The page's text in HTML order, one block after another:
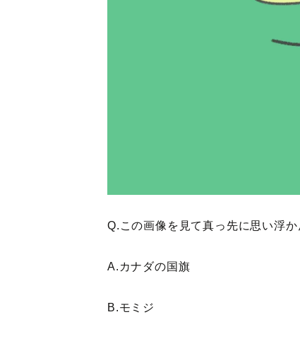
Q.この画像を見て真っ先に思い浮
A.カナダの国旗
B.モミジ